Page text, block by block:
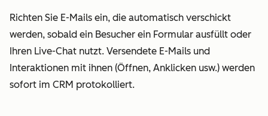
Richten Sie E-Mails ein, die automatisch verschickt
werden, sobald ein Besucher ein Formular ausfüllt oder
Ihren Live-Chat nutzt. Versendete E-Mails und
Interaktionen mit ihnen (Öffnen, Anklicken usw.) werden
sofort im CRM protokolliert.